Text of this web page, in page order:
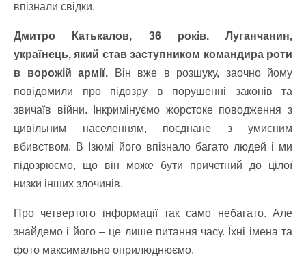
впізнали свідки.
Дмитро Катькалов, 36 років. Луганчанин,
українець, який став заступником командира роти
в ворожій армії. Він вже в розшуку, заочно йому
повідомили про підозру в порушенні законів та
звичаїв війни. Інкримінуємо жорстоке поводження з
цивільним населенням, поєднане з умисним
вбивством. В Ізюмі його впізнало багато людей і ми
підозрюємо, що він може бути причетний до цілої
низки інших злочинів.
Про четвертого інформації так само небагато. Але
знайдемо і його – це лише питання часу. Їхні імена та
фото максимально оприлюднюємо.